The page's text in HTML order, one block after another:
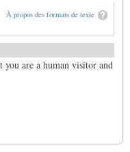
À propos des formats de texte
are a human visitor and